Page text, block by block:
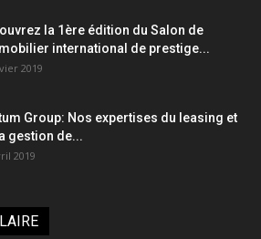
la 1ère édition du Salon de
international de prestige...
2019
Group: Nos expertises du leasing et
gestion de...
2019